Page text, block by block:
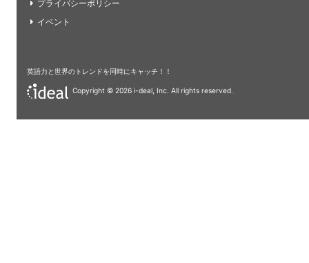
プライバシーポリシー
イベント
英語力と世界のトレンドを同時にキャッチ！！
Copyright © 2026 i-deal, Inc. All rights reserved.